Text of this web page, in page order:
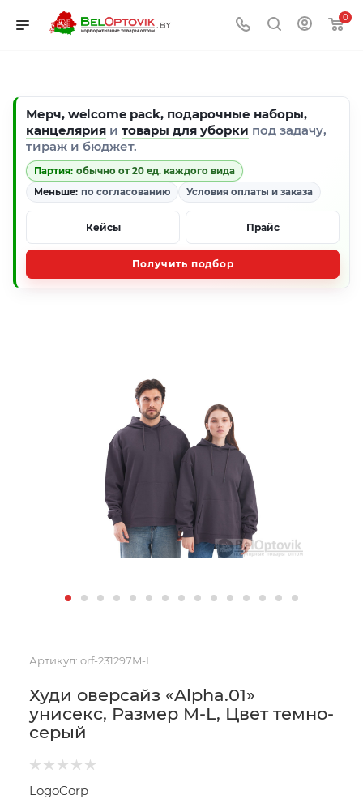
0
Мерч, welcome pack, подарочные наборы,
канцелярия и товары для уборки под задачу,
тираж и бюджет.
Партия: обычно от 20 ед. каждого вида
Меньше: по согласованию Условия оплаты и заказа
Кейсы Прайс
Получить подбор
Артикул: orf-231297M-L
Худи оверсайз «Alpha.01»
унисекс, Размер M-L, Цвет темно-
серый
LogoCorp